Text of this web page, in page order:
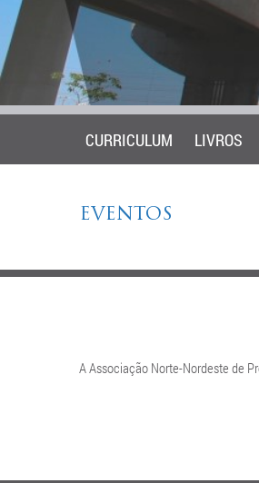
CURRICULUM LIVROS
EVENTOS
A Associação Norte-Nordeste de